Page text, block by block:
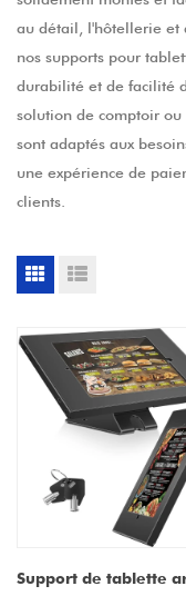
au détail, l'hôtellerie et
nos supports pour
durabilité et de facilité
solution de comptoir
sont adaptés aux
une expérience de
clients.
Support de tablette